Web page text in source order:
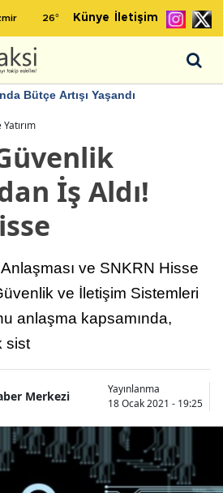
26° Künye İletişim
Bütçe Artışı Yaşandı
İş Aldı!
ve SNKRN Hisse
ve İletişim Sistemleri
anlaşma kapsamında,
sist
Merkezi
Yayınlanma
18 Ocak 2021 - 19:25